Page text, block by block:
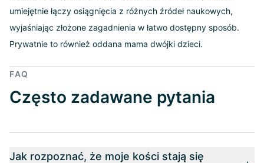
umiejętnie łączy osiągnięcia z różnych źródeł naukowych,
wyjaśniając złożone zagadnienia w łatwo dostępny sposób.
Prywatnie to również oddana mama dwójki dzieci.
FAQ
Często zadawane pytania
Jak rozpoznać, że moje kości stają się